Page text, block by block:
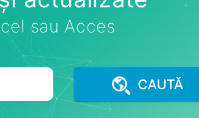
sau Acces
CAUTĂ